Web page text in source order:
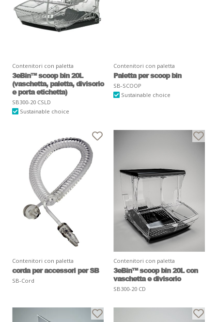
Contenitori con paletta
3eBin™ scoop bin 20L
(vaschetta, paletta, divisorio
e porta etichetta)
SB300-20 CSLD
Sustainable choice
Contenitori con paletta
Paletta per scoop bin
SB-SCOOP
Sustainable choice
Contenitori con paletta
corda per accessori per SB
SB-Cord
Contenitori con paletta
3eBin™ scoop bin 20L con
vaschetta e divisorio
SB300-20 CD